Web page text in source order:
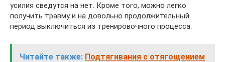
усилия сведутся на нет. Кроме того, можно легко
получить травму и на довольно продолжительный
период выключиться из тренировочного процесса.
Читайте также: Подтягивания с отягощением